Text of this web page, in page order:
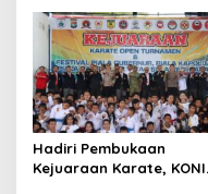
v
i
g
a
t
i
Hadiri Pembukaan
Kejuaraan Karate, KONI